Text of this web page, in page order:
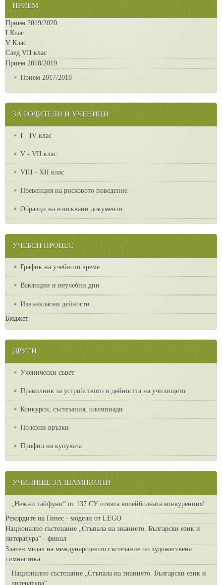
ПРИЕМ
Прием 2019/2020
I Клас
V Клас
След VII клас
Прием 2018/2019
Прием 2017/2018
ЗА РОДИТЕЛИ И УЧЕНИЦИ
I - IV клас
V - VII клас
VІІІ - ХІІ клас
Превенция на рисковото поведение
Образци на изисквани документи
УЧЕБЕН ПРОЦЕС
График на учебното време
Ваканции и неучебни дни
Извънкласни дейности
Бюджет
ДРУГИ
Ученически съвет
Правилник за устройството и дейността на училището
Конкурси, състезания, олимпиади
Полезни връзки
Профил на купувача
УЧИЛИЩЕ ЗА ШАМПИОНИ
„Нежни тайфуни“ от 137 СУ отвяха волейболната конкуренция!
Рекордите на Гинес - модели от LEGO
Национално състезание „Стъпала на знанието. Български език и
литература“ - финал
Златен медал на международното състезание по художествена
гимнастика
Национално състезание „Стъпала на знанието. Български език и
литература“